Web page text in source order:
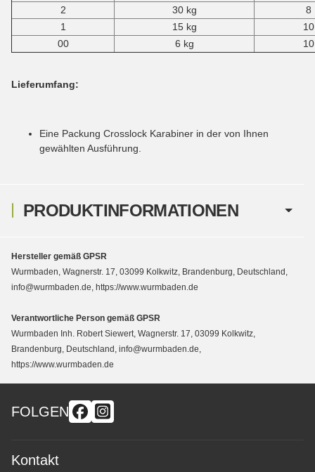
PRODUKTINFORMATIONEN
2
30 kg
8
1
15 kg
10
00
6 kg 10
Lieferumfang:
Eine Packung Crosslock Karabiner in der von Ihnen
gewählten Ausführung.
Hersteller gemäß GPSR
Wurmbaden, Wagnerstr. 17, 03099 Kolkwitz, Brandenburg, Deutschland,
info@wurmbaden.de, https://www.wurmbaden.de
Verantwortliche Person gemäß GPSR
Wurmbaden Inh. Robert Siewert, Wagnerstr. 17, 03099 Kolkwitz,
Brandenburg, Deutschland, info@wurmbaden.de,
https://www.wurmbaden.de
FOLGEN
Kontakt